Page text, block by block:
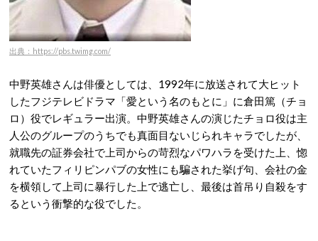
出典：https://pbs.twimg.com/
中野英雄さんは俳優としては、1992年に放送されて大ヒット
したフジテレビドラマ「愛という名のもとに」に倉田篤（チョ
ロ）役でレギュラー出演。中野英雄さんの演じたチョロ役は主
人公のグループのうちでも真面目ないじられキャラでしたが、
就職先の証券会社で上司からの苛烈なパワハラを受けた上、惚
れていたフィリピンパブの女性にも騙された挙げ句、会社の金
を横領して上司に暴行した上で逃亡し、最後は首吊り自殺をす
るという衝撃的な役でした。